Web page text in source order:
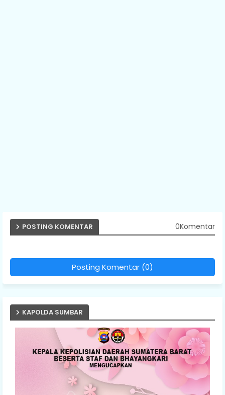
POSTING KOMENTAR 0Komentar
Posting Komentar (0)
KAPOLDA SUMBAR